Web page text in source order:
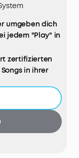
umgeben dich
jedem "Play" in
zertifizierten
in ihrer
Farben
Punsch wird
Der mobile